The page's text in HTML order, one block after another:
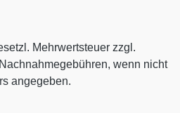
Mehrwertsteuer zzgl.
wenn nicht
angegeben.